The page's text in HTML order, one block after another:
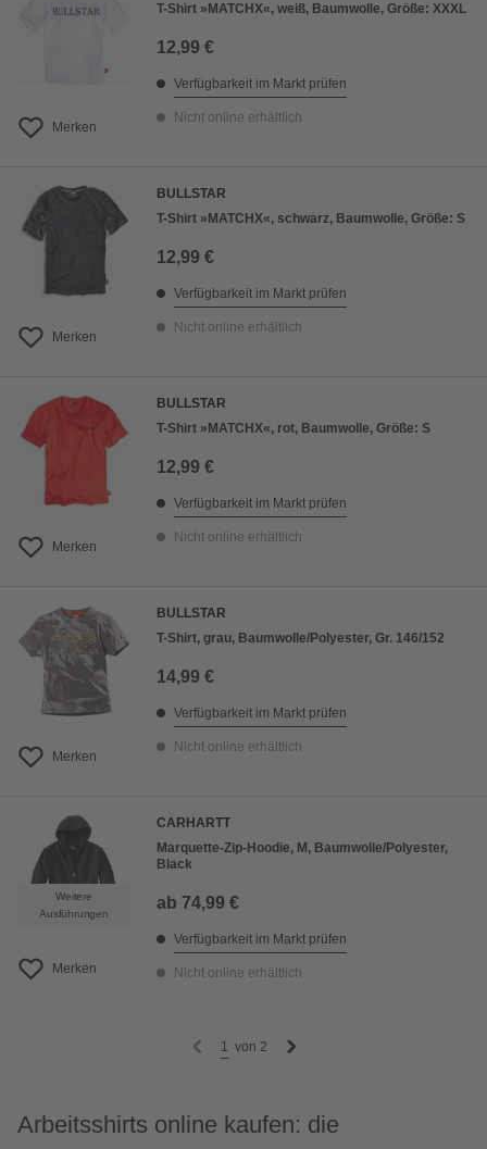
Merken
T-Shirt »MATCHX«, weiß, Baumwolle, Größe: XXXL
12,99 €
Verfügbarkeit im Markt prüfen
Nicht online erhältlich
Merken
BULLSTAR
T-Shirt »MATCHX«, schwarz, Baumwolle, Größe: S
12,99 €
Verfügbarkeit im Markt prüfen
Nicht online erhältlich
Merken
BULLSTAR
T-Shirt »MATCHX«, rot, Baumwolle, Größe: S
12,99 €
Verfügbarkeit im Markt prüfen
Nicht online erhältlich
Merken
BULLSTAR
T-Shirt, grau, Baumwolle/Polyester, Gr. 146/152
14,99 €
Verfügbarkeit im Markt prüfen
Nicht online erhältlich
Weitere
Ausführungen
Merken
CARHARTT
Marquette-Zip-Hoodie, M, Baumwolle/Polyester,
Black
ab 74,99 €
Verfügbarkeit im Markt prüfen
Nicht online erhältlich
1 von 2
Arbeitsshirts online kaufen: die